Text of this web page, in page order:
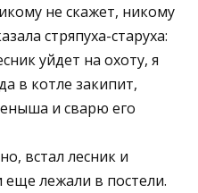
не скажет, никому
стряпуха-старуха:
уйдет на охоту, я
в котле закипит,
и сварю его
встал лесник и
еще лежали в постели.